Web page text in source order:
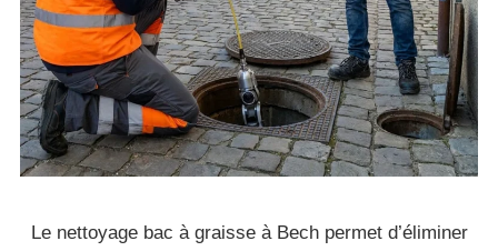
Le nettoyage bac à graisse à Bech permet d’éliminer